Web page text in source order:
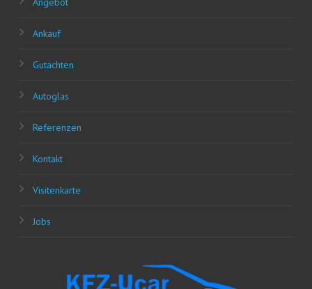
Ankauf
Gut­ach­ten
Auto­glas
Refe­ren­zen
Kon­takt
Visi­ten­kar­te
Jobs